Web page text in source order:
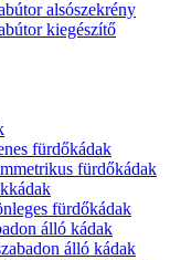
alsószekrény
kiegészítő
fürdőkádak
fürdőkádak
fürdőkádak
álló kádak
álló kádak